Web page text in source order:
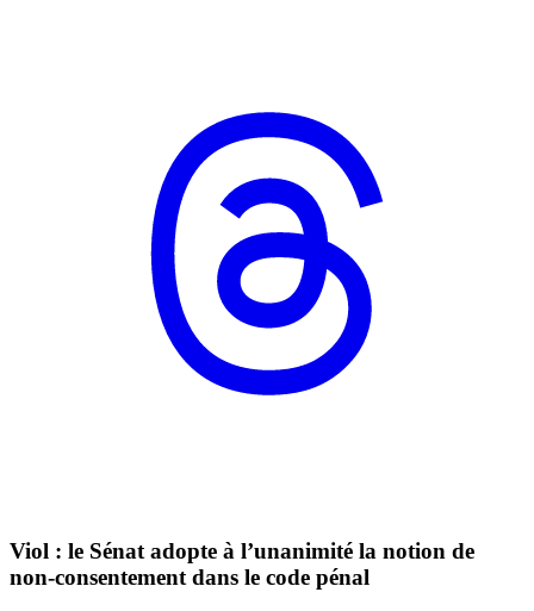
Viol : le Sénat adopte à l’unanimité la notion de
non-consentement dans le code pénal